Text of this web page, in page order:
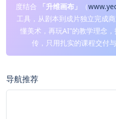
度结合
「升维画布」 （
工具，从剧本到成片独立完成
懂美术，再玩AI”的教学理念
传，只用扎实的课程交付
导航推荐